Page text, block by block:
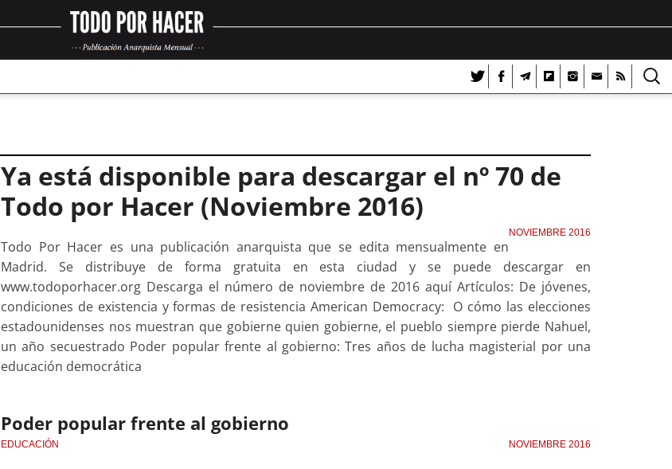
Ya está disponible para descargar el nº 70 de
Todo por Hacer (Noviembre 2016)
NOVIEMBRE 2016
Todo Por Hacer es una publicación anarquista que se edita mensualmente en
Madrid. Se distribuye de forma gratuita en esta ciudad y se puede descargar en
www.todoporhacer.org Descarga el número de noviembre de 2016 aquí Artículos: De jóvenes,
condiciones de existencia y formas de resistencia American Democracy: O cómo las elecciones
estadounidenses nos muestran que gobierne quien gobierne, el pueblo siempre pierde Nahuel,
un año secuestrado Poder popular frente al gobierno: Tres años de lucha magisterial por una
educación democrática
Poder popular frente al gobierno
EDUCACIÓN NOVIEMBRE 2016